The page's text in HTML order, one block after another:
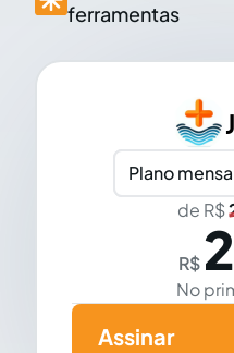
ferramentas
Plano
de R$
R$
No
Assinar